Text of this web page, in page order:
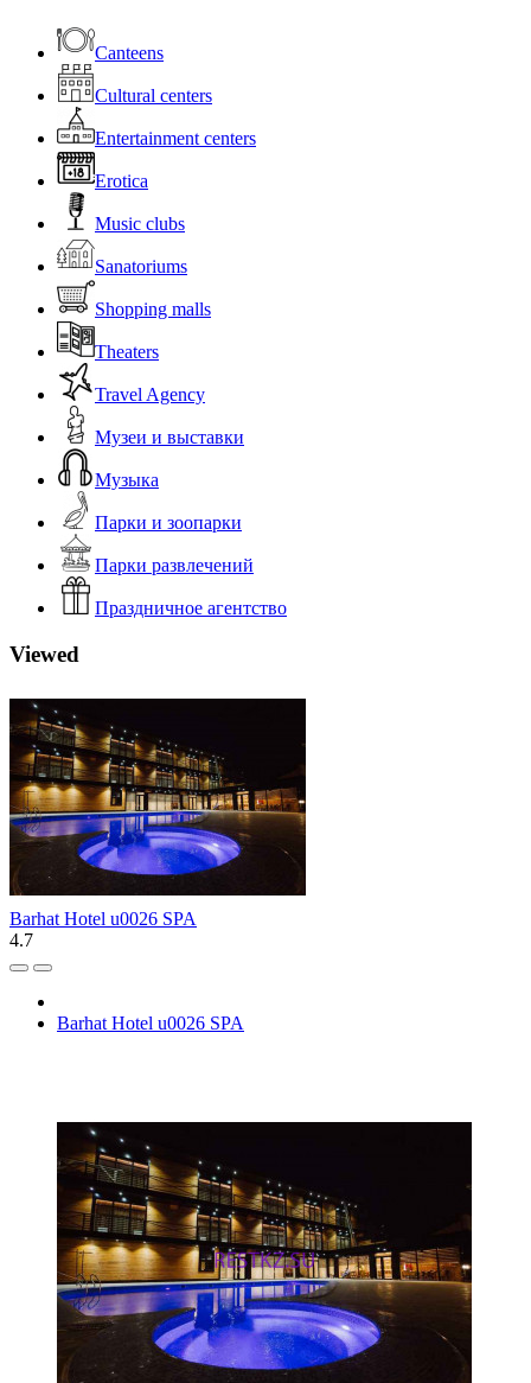
Canteens
Cultural centers
Entertainment centers
Erotica
Music clubs
Sanatoriums
Shopping malls
Theaters
Travel Agency
Музеи и выставки
Музыка
Парки и зоопарки
Парки развлечений
Праздничное агентство
Viewed
Barhat Hotel u0026 SPA
4.7
Barhat Hotel u0026 SPA